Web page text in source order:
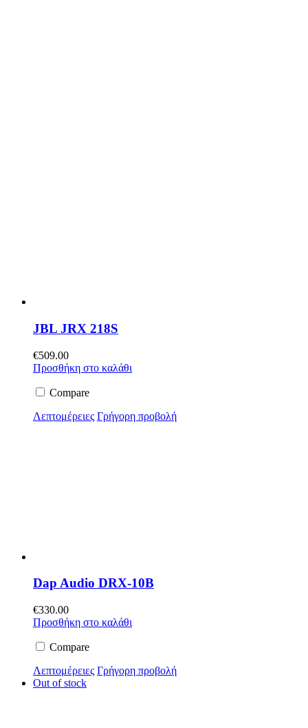
JBL JRX 218S
€509.00
Προσθήκη στο καλάθι
Compare
Λεπτομέρειες Γρήγορη προβολή
Dap Audio DRX-10B
€330.00
Προσθήκη στο καλάθι
Compare
Λεπτομέρειες Γρήγορη προβολή
Out of stock